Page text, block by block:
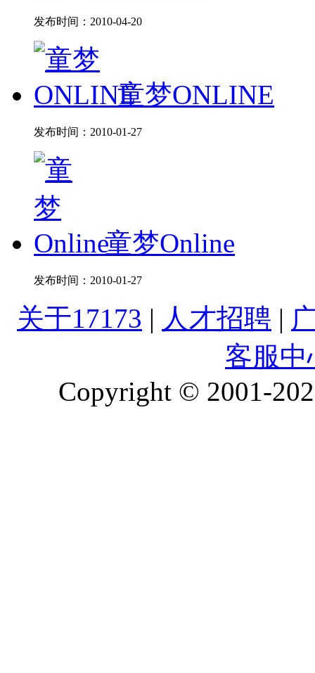
发布时间： 2010-04-20
童梦ONLINE
发布时间： 2010-01-27
童梦Online
发布时间： 2010-01-27
关于17173 | 人才招聘 |
客服中
Copyright © 2001-